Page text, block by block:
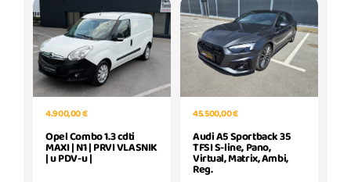
4.900,00 €
Opel Combo 1.3 cdti
MAXI | N1 | PRVI VLASNIK
| u PDV-u |
45.500,00 €
Audi A5 Sportback 35
TFSI S-line, Pano,
Virtual, Matrix, Ambi,
Reg.